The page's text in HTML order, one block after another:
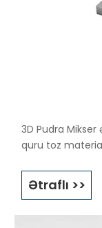
5-15 dəqiqədir.
ilə müqayisədə
hissəciklərin
qarışdırıcının
3D Pudra Mikser
quru toz
arasında
olunur. Maşın
Ətraflı >>